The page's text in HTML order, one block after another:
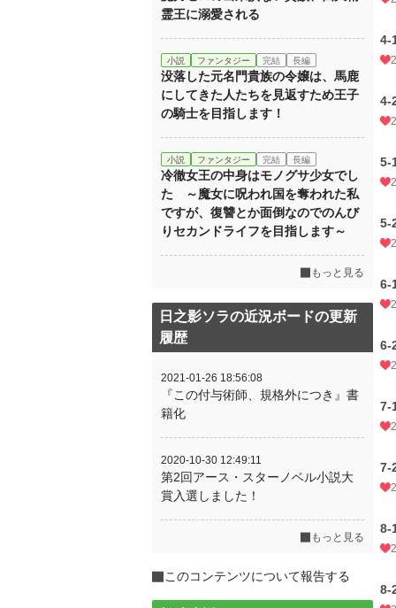
4-
4-
5-
5-
6-
6-
7-
7-
8-
8-
霊王に溺愛される
小説 ファンタジー 完結 長編
没落した元名門貴族の令嬢は、馬鹿
にしてきた人たちを見返すため王子
の騎士を目指します！
小説 ファンタジー 完結 長編
冷徹女王の中身はモノグサ少女でし
た ～魔女に呪われ国を奪われた私
ですが、復讐とか面倒なのでのんび
りセカンドライフを目指します～
もっと見る
日之影ソラの近況ボードの更新
履歴
2021-01-26 18:56:08
『この付与術師、規格外につき』書
籍化
2020-10-30 12:49:11
第2回アース・スターノベル小説大
賞入選しました！
もっと見る
このコンテンツについて報告する